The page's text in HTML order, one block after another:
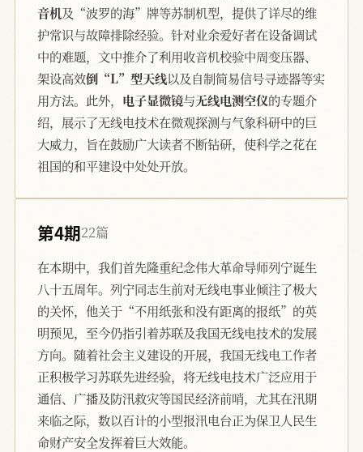
音机及“波罗的海”牌等苏制机型，提供了详尽的维
护常识与故障排除经验。针对业余爱好者在设备调试
中的难题，文中推介了利用收音机校验中周变压器、
架设高效倒“L”型天线以及自制简易信号寻迹器等实
用方法。此外， 电子显微镜与无线电测空仪的专题介
绍，展示了无线电技术在微观探测与气象科研中的巨
大威力，旨在鼓励广大读者不断钻研，使科学之花在
祖国的和平建设中处处开放。
第4期22篇
在本期中，我们首先隆重纪念伟大革命导师列宁诞生
八十五周年。列宁同志生前对无线电事业倾注了极大
的关怀，他关于“不用纸张和没有距离的报纸”的英
明预见，至今仍指引着苏联及我国无线电技术的发展
方向。随着社会主义建设的开展，我国无线电工作者
正积极学习苏联先进经验，将无线电技术广泛应用于
通信、广播及防汛救灾等国民经济前哨，尤其在汛期
来临之际，数以百计的小型报汛电台正为保卫人民生
命财产安全发挥着巨大效能。